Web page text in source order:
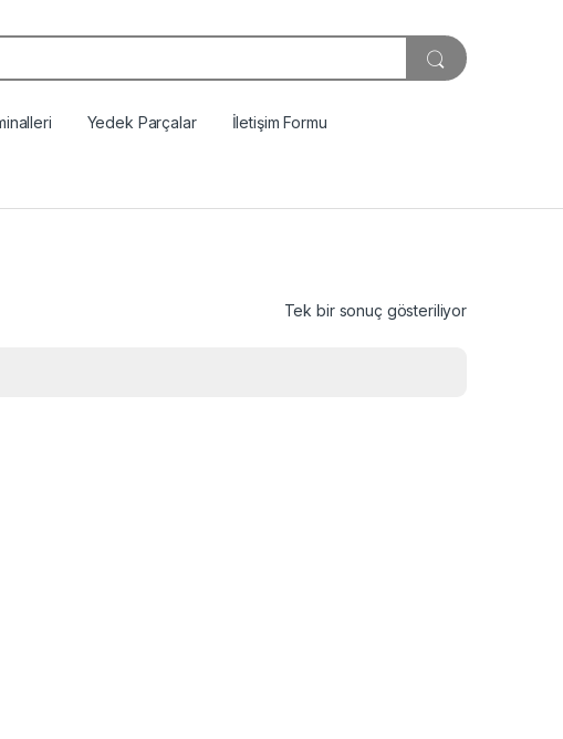
Yedek Parçalar İletişim Formu
Tek bir sonuç gösteriliyor